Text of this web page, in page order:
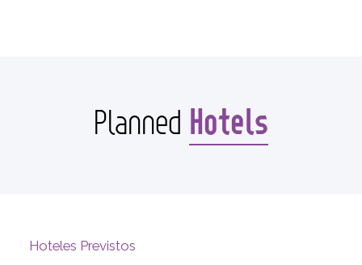
Planned Hotels
Hoteles Previstos